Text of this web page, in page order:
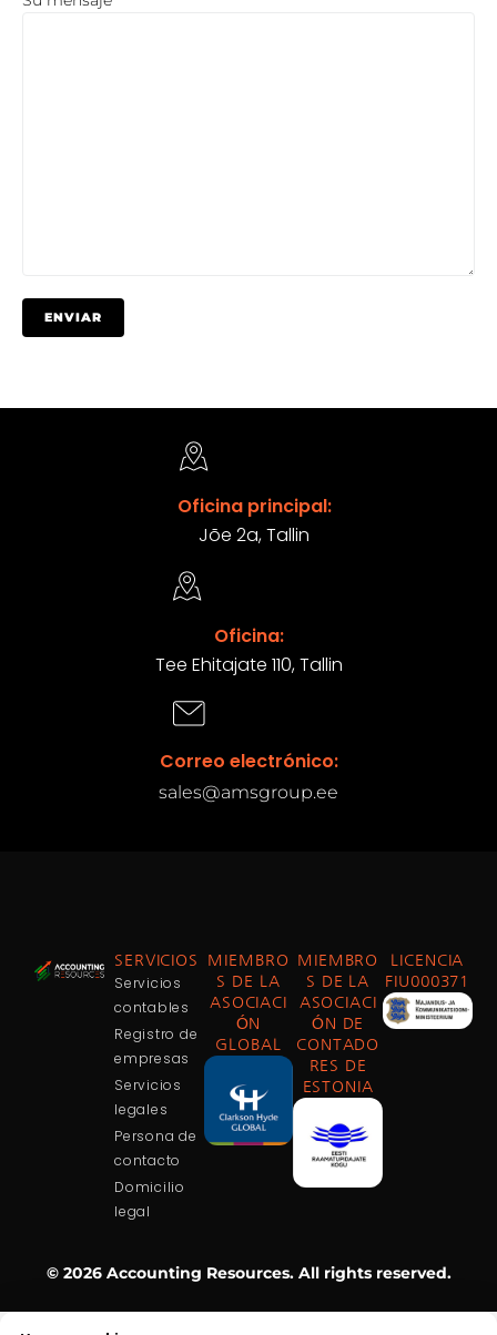
Oficina principal:
Jõe 2a, Tallin
Oficina:
Tee Ehitajate 110, Tallin
Correo electrónico:
sales@amsgroup.ee
SERVICIOS
Servicios
contables
Registro de
empresas
Servicios
legales
Persona de
contacto
Domicilio
legal
MIEMBRO
S DE LA
ASOCIACI
ÓN
GLOBAL
MIEMBRO
S DE LA
ASOCIACI
ÓN DE
CONTADO
RES DE
ESTONIA
LICENCIA
FIU000371
© 2026 Accounting Resources. All rights reserved.